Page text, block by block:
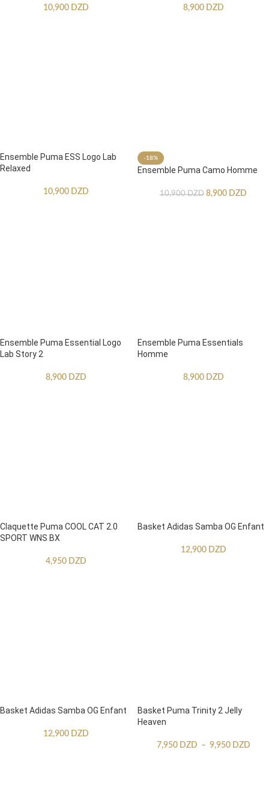
10,900 DZD 8,900 DZD
Ensemble Puma ESS Logo Lab
Relaxed
10,900 DZD
-18%
Ensemble Puma Camo Homme
10,900DZD 8,900 DZD
Ensemble Puma Essential Logo
Lab Story 2
8,900 DZD
Ensemble Puma Essentials
Homme
8,900 DZD
Claquette Puma COOL CAT 2.0
SPORT WNS BX
4,950 DZD
Basket Adidas Samba OG Enfant
12,900 DZD
Basket Adidas Samba OG Enfant
12,900 DZD
Basket Puma Trinity 2 Jelly
Heaven
7,950 DZD – 9,950 DZD